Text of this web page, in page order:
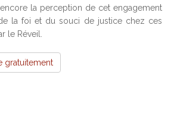
la perception de cet engagement
la foi et du souci de justice chez ces
le Réveil.
gratuitement